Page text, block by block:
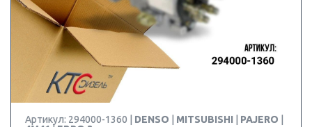
Артикул: 294000-1360 | DENSO MITSUBISHI PAJERO